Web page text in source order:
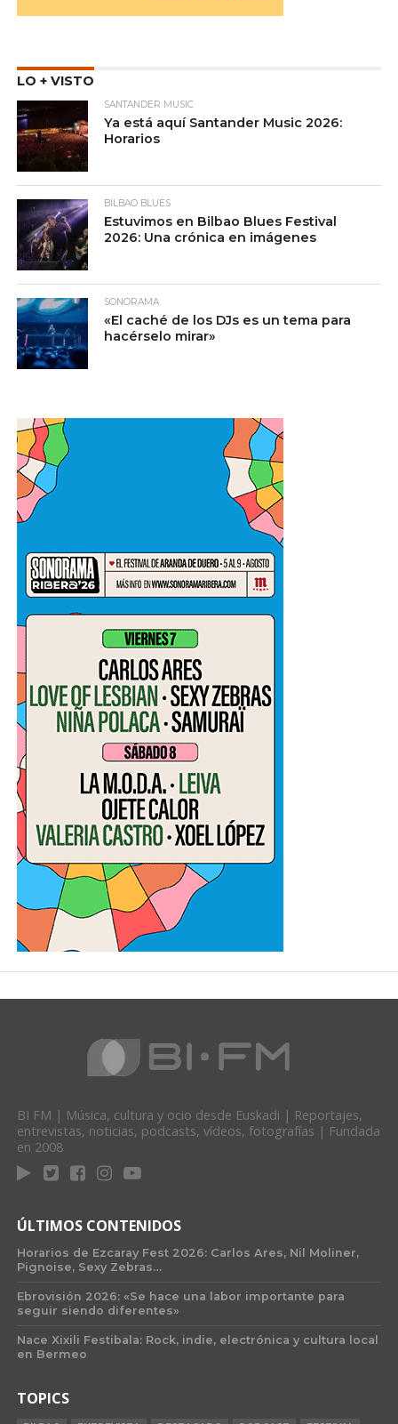
LO + VISTO
SANTANDER MUSIC
Ya está aquí Santander Music 2026:
Horarios
BILBAO BLUES
Estuvimos en Bilbao Blues Festival
2026: Una crónica en imágenes
SONORAMA
«El caché de los DJs es un tema para
hacérselo mirar»
BI FM | Música, cultura y ocio desde Euskadi | Reportajes,
entrevistas, noticias, podcasts, vídeos, fotografías | Fundada
en 2008
ÚLTIMOS CONTENIDOS
Horarios de Ezcaray Fest 2026: Carlos Ares, Nil Moliner,
Pignoise, Sexy Zebras…
Ebrovisión 2026: «Se hace una labor importante para
seguir siendo diferentes»
Nace Xixili Festibala: Rock, indie, electrónica y cultura local
en Bermeo
TOPICS